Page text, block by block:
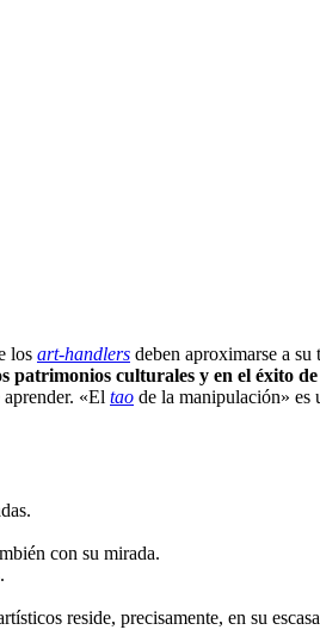
los art-handlers deben aproximarse a
patrimonios culturales y en el éxito
«El tao de la manipulación» es
con su mirada.
reside, precisamente, en su